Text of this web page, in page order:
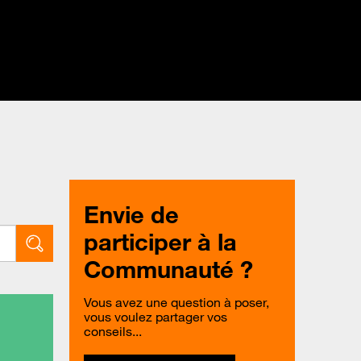
Envie de
participer à la
Communauté ?
Vous avez une question à poser,
vous voulez partager vos
conseils...